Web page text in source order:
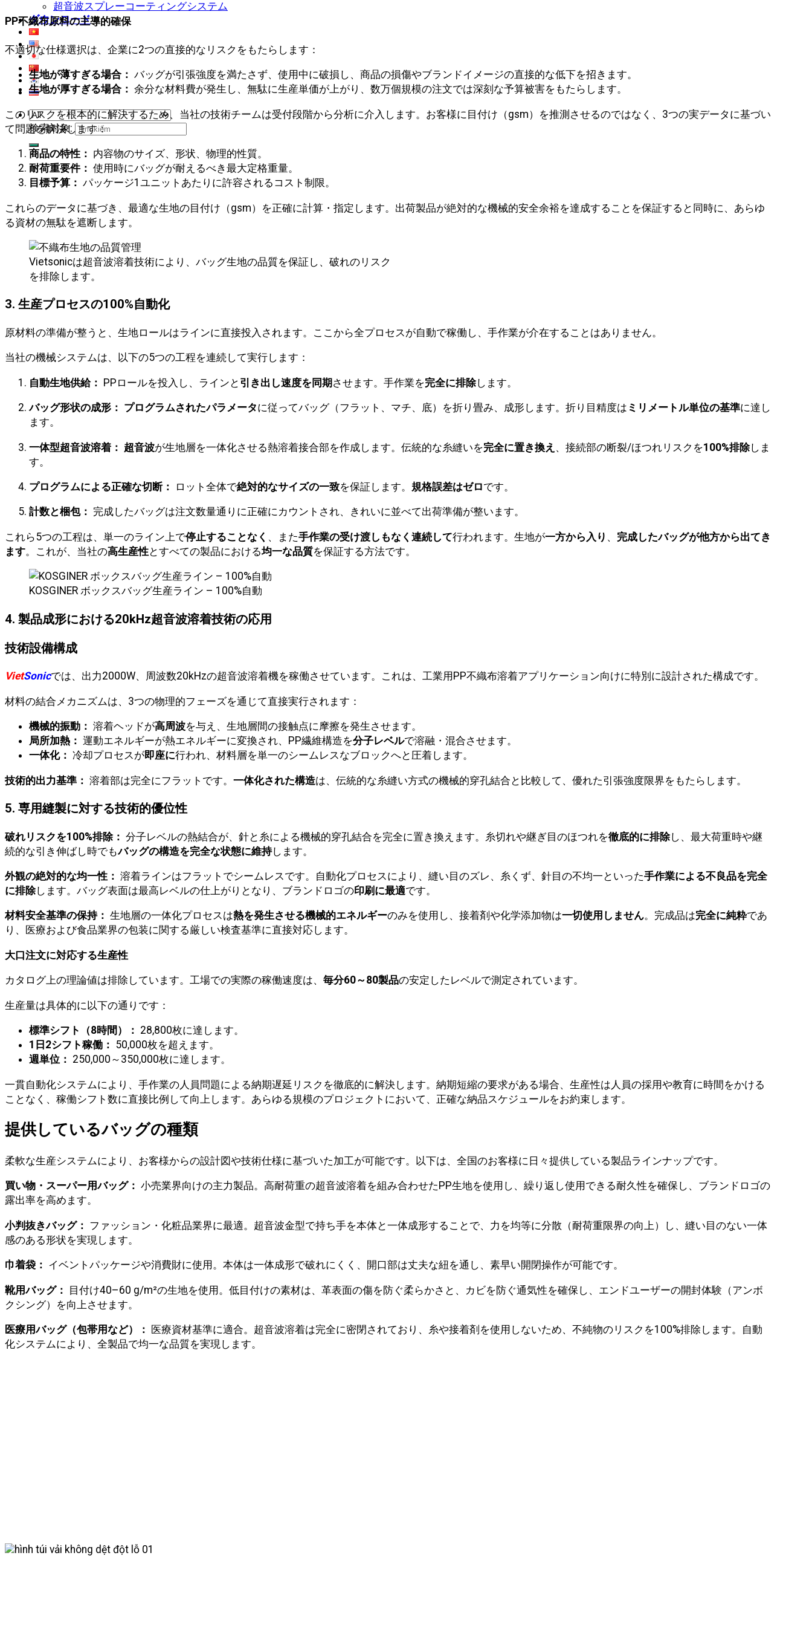
超音波スプレーコーティングシステム
ダウンロード
検索対象:
PP不織布原料の主導的確保
不適切な仕様選択は、企業に2つの直接的なリスクをもたらします：
生地が薄すぎる場合： バッグが引張強度を満たさず、使用中に破損し、商品の損傷やブランドイメージの直接的な低下を招きます。
生地が厚すぎる場合： 余分な材料費が発生し、無駄に生産単価が上がり、数万個規模の注文では深刻な予算被害をもたらします。
このリスクを根本的に解決するため、当社の技術チームは受付段階から分析に介入します。お客様に目付け（gsm）を推測させるのではなく、3つの実データに基づい
て問題を解決します：
商品の特性： 内容物のサイズ、形状、物理的性質。
耐荷重要件： 使用時にバッグが耐えるべき最大定格重量。
目標予算： パッケージ1ユニットあたりに許容されるコスト制限。
これらのデータに基づき、最適な生地の目付け（gsm）を正確に計算・指定します。出荷製品が絶対的な機械的安全余裕を達成することを保証すると同時に、あらゆ
る資材の無駄を遮断します。
Vietsonicは超音波溶着技術により、バッグ生地の品質を保証し、破れのリスク
を排除します。
3. 生産プロセスの100%自動化
原材料の準備が整うと、生地ロールはラインに直接投入されます。ここから全プロセスが自動で稼働し、手作業が介在することはありません。
当社の機械システムは、以下の5つの工程を連続して実行します：
自動生地供給： PPロールを投入し、ラインと 引き出し速度を同期させます。手作業を完全に排除します。
バッグ形状の成形： プログラムされたパラメータに従ってバッグ（フラット、マチ、底）を折り畳み、成形します。折り目精度は ミリメートル単位の基準に達し
ます。
一体型超音波溶着： 超音波が生地層を一体化させる熱溶着接合部を作成します。伝統的な糸縫いを完全に置き換え 、接続部の断裂/ほつれリスクを100%排除しま
す。
プログラムによる正確な切断： ロット全体で絶対的なサイズの一致を保証します。 規格誤差はゼロです。
計数と梱包： 完成したバッグは注文数量通りに正確にカウントされ、きれいに並べて出荷準備が整います。
これら5つの工程は、単一のライン上で停止することなく 、また手作業の受け渡しもなく連続して行われます。生地が一方から入り 、 完成したバッグが他方から出てき
ます。これが、当社の高生産性とすべての製品における均一な品質を保証する方法です。
KOSGINER ボックスバッグ生産ライン – 100%自動
4. 製品成形における20kHz超音波溶着技術の応用
技術設備構成
VietSonicでは、出力2000W、周波数20kHzの超音波溶着機を稼働させています。これは、工業用PP不織布溶着アプリケーション向けに特別に設計された構成です。
材料の結合メカニズムは、3つの物理的フェーズを通じて直接実行されます：
機械的振動： 溶着ヘッドが高周波を与え、生地層間の接触点に摩擦を発生させます。
局所加熱： 運動エネルギーが熱エネルギーに変換され、PP繊維構造を分子レベルで溶融・混合させます。
一体化： 冷却プロセスが即座に行われ、材料層を単一のシームレスなブロックへと圧着します。
技術的出力基準： 溶着部は完全にフラットです。 一体化された構造は、伝統的な糸縫い方式の機械的穿孔結合と比較して、優れた引張強度限界をもたらします。
5. 専用縫製に対する技術的優位性
破れリスクを100%排除： 分子レベルの熱結合が、針と糸による機械的穿孔結合を完全に置き換えます。糸切れや継ぎ目のほつれを徹底的に排除し、最大荷重時や継
続的な引き伸ばし時でもバッグの構造を完全な状態に維持します。
外観の絶対的な均一性： 溶着ラインはフラットでシームレスです。自動化プロセスにより、縫い目のズレ、糸くず、針目の不均一といった手作業による不良品を完全
に排除します。バッグ表面は最高レベルの仕上がりとなり、ブランドロゴの印刷に最適です。
材料安全基準の保持： 生地層の一体化プロセスは熱を発生させる機械的エネルギーのみを使用し、接着剤や化学添加物は一切使用しません。完成品は完全に純粋であ
り、医療および食品業界の包装に関する厳しい検査基準に直接対応します。
大口注文に対応する生産性
カタログ上の理論値は排除しています。工場での実際の稼働速度は、 毎分60～80製品の安定したレベルで測定されています。
生産量は具体的に以下の通りです：
標準シフト（8時間）： 28,800枚に達します。
1日2シフト稼働： 50,000枚を超えます。
週単位： 250,000～350,000枚に達します。
一貫自動化システムにより、手作業の人員問題による納期遅延リスクを徹底的に解決します。納期短縮の要求がある場合、生産性は人員の採用や教育に時間をかける
ことなく、稼働シフト数に直接比例して向上します。あらゆる規模のプロジェクトにおいて、正確な納品スケジュールをお約束します。
提供しているバッグの種類
柔軟な生産システムにより、お客様からの設計図や技術仕様に基づいた加工が可能です。以下は、全国のお客様に日々提供している製品ラインナップです。
買い物・スーパー用バッグ： 小売業界向けの主力製品。高耐荷重の超音波溶着を組み合わせたPP生地を使用し、繰り返し使用できる耐久性を確保し、ブランドロゴの
露出率を高めます。
小判抜きバッグ： ファッション・化粧品業界に最適。超音波金型で持ち手を本体と一体成形することで、力を均等に分散（耐荷重限界の向上）し、縫い目のない一体
感のある形状を実現します。
巾着袋： イベントパッケージや消費財に使用。本体は一体成形で破れにくく、開口部は丈夫な紐を通し、素早い開閉操作が可能です。
靴用バッグ： 目付け40–60 g/m²の生地を使用。低目付けの素材は、革表面の傷を防ぐ柔らかさと、カビを防ぐ通気性を確保し、エンドユーザーの開封体験（アンボ
クシング）を向上させます。
医療用バッグ（包帯用など）： 医療資材基準に適合。超音波溶着は完全に密閉されており、糸や接着剤を使用しないため、不純物のリスクを100%排除します。自動
化システムにより、全製品で均一な品質を実現します。